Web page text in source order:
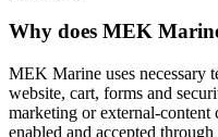
Why does MEK
MEK Marine uses necessary
website, cart, forms and
marketing or external-content
enabled and accepted